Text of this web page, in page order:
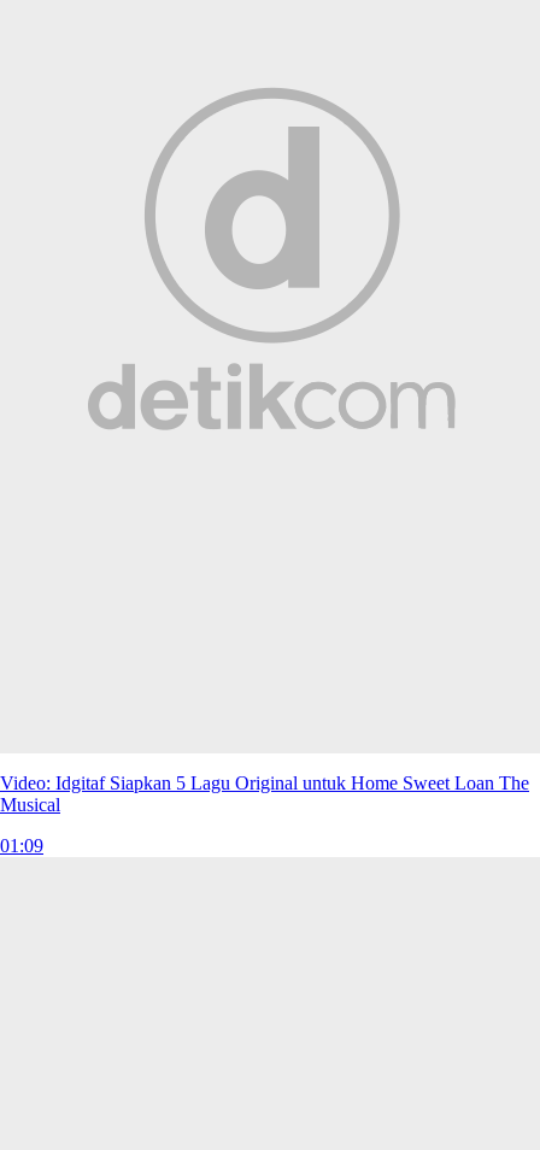
Video: Idgitaf Siapkan 5 Lagu Original untuk Home Sweet Loan The
Musical
01:09